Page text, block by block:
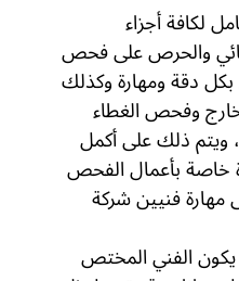
لكافة أجزاء
والحرص على فحص
دقة ومهارة وكذلك
وفحص الغطاء
ويتم ذلك على أكمل
خاصة بأعمال الفحص
مهارة فنيين شركة
الفني المختص